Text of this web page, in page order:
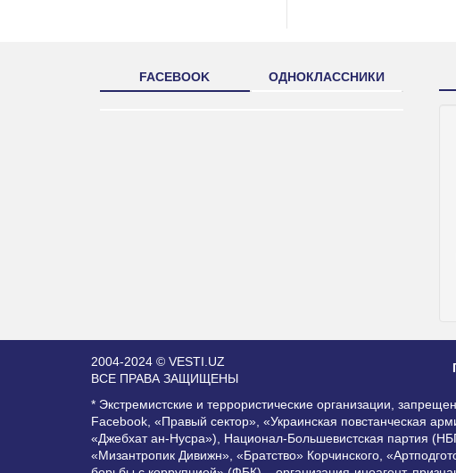
FACEBOOK ОДНОКЛАССНИКИ
2004-2024 © VESTI.UZ
ВСЕ ПРАВА ЗАЩИЩЕНЫ
* Экстремистские и террористические организации,
Facebook, «Правый сектор», «Украинская повстанческая
«Джебхат ан-Нусра»), Национал-Большевистская партия
«Мизантропик Дивижн», «Братство» Корчинского,